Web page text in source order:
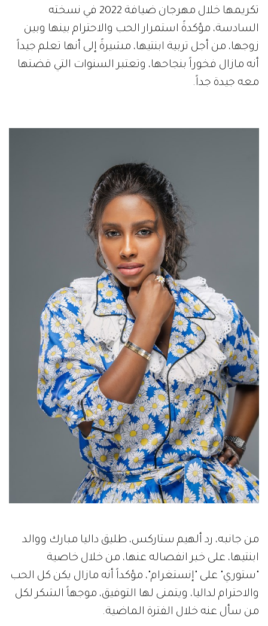
تكريمها خلال مهرجان ضيافة 2022 في نسخته
السادسة، مؤكدةً استمرار الحب والاحترام بينها وبين
زوجها، من أجل تربية ابنتيها، مشيرةً إلى أنها تعلم جيداً
أنه مازال فخوراً بنجاحها، وتعتبر السنوات التي قضتها
معه جيدة جداً.
من جانبه، رد ألهيم ستاركس، طليق داليا مبارك ووالد
ابنتيها، على خبر انفصاله عنها، من خلال خاصية
"ستوري" على "إنستغرام"، مؤكداً أنه مازال يكن كل الحب
والاحترام لداليا، ويتمنى لها التوفيق، موجهاً الشكر لكل
من سأل عنه خلال الفترة الماضية.